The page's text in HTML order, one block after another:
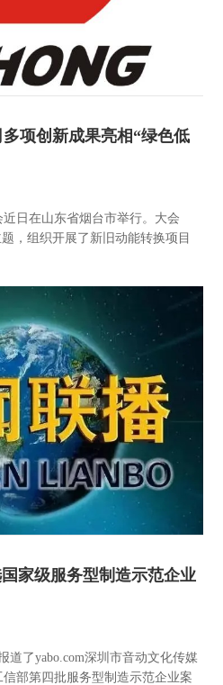
项创新成果亮相“绿色低
日在山东省烟台市举行。大会
，组织开展了新旧动能转换项目
家级服务型制造示范企业
道了yabo.com深圳市音动文化传媒
部第四批服务型制造示范企业案